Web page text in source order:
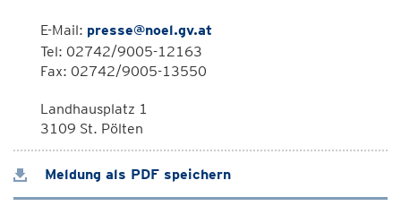
E-Mail: presse@noel.gv.at
Tel: 02742/9005-12163
Fax: 02742/9005-13550
Landhausplatz 1
3109 St. Pölten
Meldung als PDF speichern